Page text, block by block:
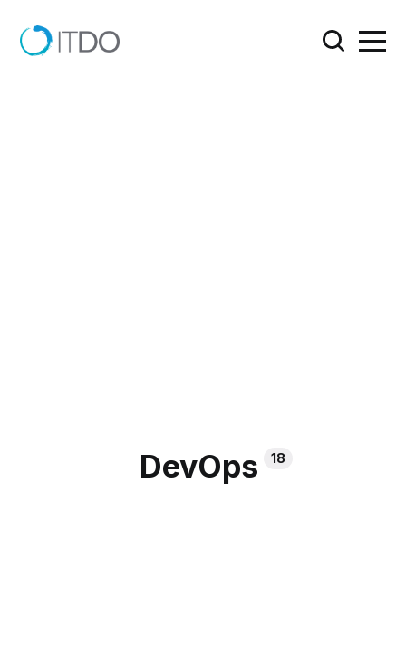
DevOps 18